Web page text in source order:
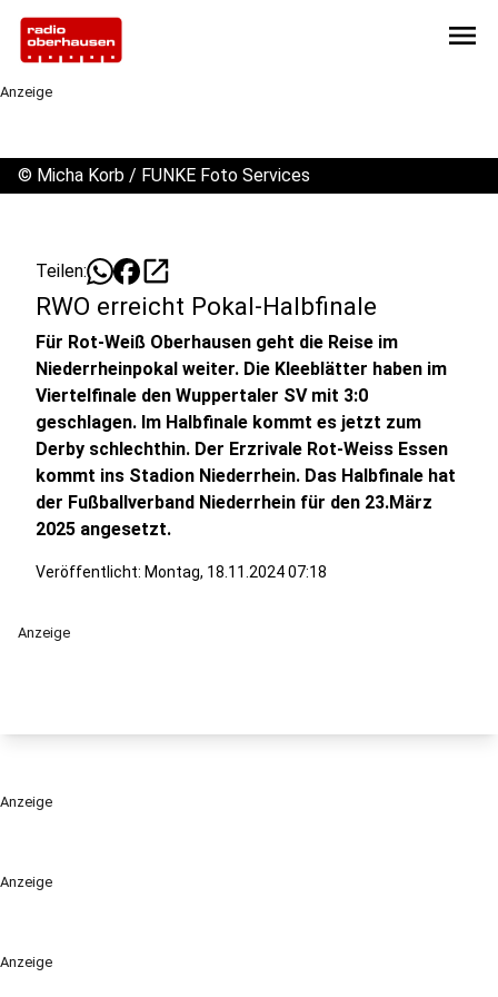
menu
Anzeige
Anzeige
Anzeige
© Micha Korb / FUNKE Foto Services
Teilen: open_in_new
RWO erreicht Pokal-Halbfinale
Für Rot-Weiß Oberhausen geht die Reise im
Niederrheinpokal weiter. Die Kleeblätter haben im
Viertelfinale den Wuppertaler SV mit 3:0
geschlagen. Im Halbfinale kommt es jetzt zum
Derby schlechthin. Der Erzrivale Rot-Weiss Essen
kommt ins Stadion Niederrhein. Das Halbfinale hat
der Fußballverband Niederrhein für den 23.März
2025 angesetzt.
Veröffentlicht: Montag, 18.11.2024 07:18
Anzeige
Anzeige